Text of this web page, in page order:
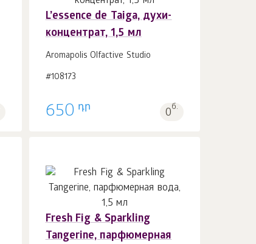
L’essence de Taiga, духи-
концентрат, 1,5 мл
Aromapolis Olfactive Studio
#108173
650 դր 0б.
Fresh Fig & Sparkling
Tangerine, парфюмерная
В корзину 1шт.